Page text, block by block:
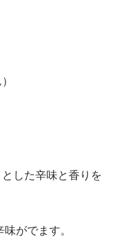
した辛味と香りを
がでます。